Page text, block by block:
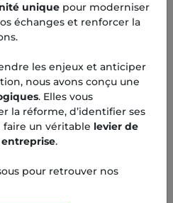
d'entreprise
et de votre structure :
la détermination du
et juridique adapté à
vous assistons dans la
plan avec la
nécessaires.
recherche et à l’obtention
unique pour moderniser
échanges et renforcer la
les enjeux et anticiper
nous avons conçu une
. Elles vous
la réforme, d’identifier ses
faire un véritable levier de
.
pour retrouver nos